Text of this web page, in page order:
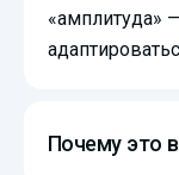
«амплитуда»
Почему это